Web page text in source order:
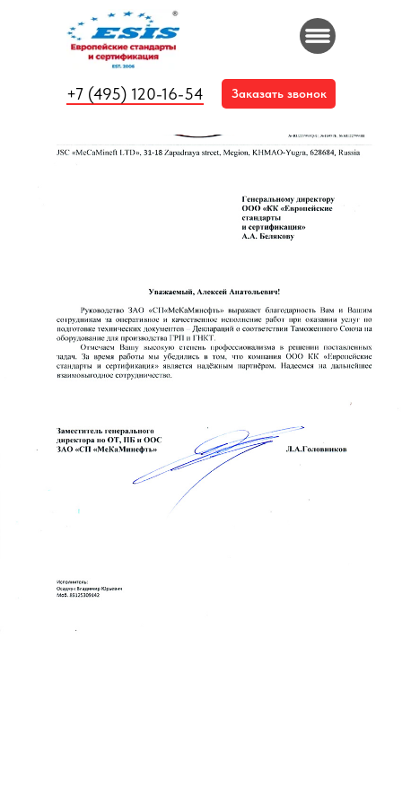
+7 (495) 120-16-54 Заказать звонок